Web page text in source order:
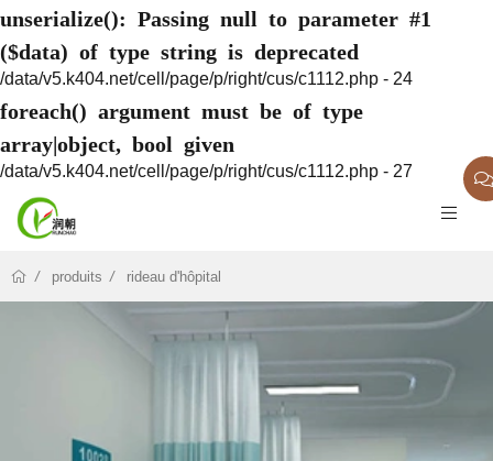
unserialize(): Passing null to parameter #1
($data) of type string is deprecated
/data/v5.k404.net/cell/page/p/right/cus/c1112.php - 24
foreach() argument must be of type
array|object, bool given
/data/v5.k404.net/cell/page/p/right/cus/c1112.php - 27
produits rideau d'hôpital